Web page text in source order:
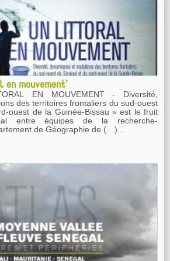
mouvement’
EN MOUVEMENT - Diversité,
des territoires frontaliers du sud-ouest
ouest de la Guinée-Bissau » est le fruit
entre équipes de la recherche-
de Géographie de (…)...